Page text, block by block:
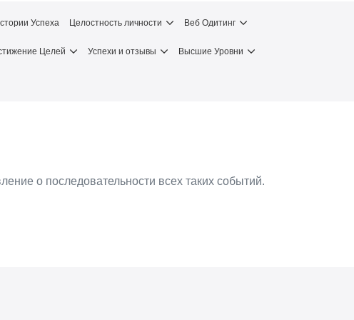
Успеха Целостность личности Веб Одитинг
Целей Успехи и отзывы Высшие Уровни
о последовательности всех таких событий.